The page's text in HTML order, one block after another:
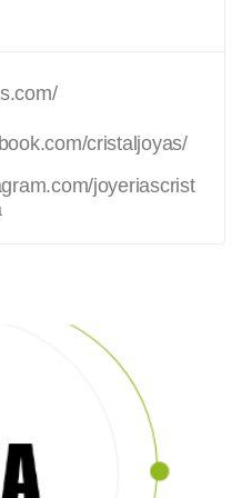
cristaljoyas/
joyeriascrist